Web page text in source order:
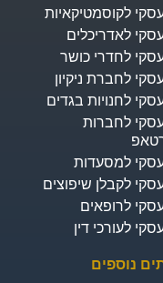
עסקי לקוסמטיקאיות
עסקי לאדריכלים
עסקי לחדרי כושר
עסקי לחברת ניקיון
עסקי לחנויות בגדים
עסקי לחברות
עסקי למסעדות
עסקי לקבלן שיפוצים
עסקי לרופאים
לעורכי דין
נוספים